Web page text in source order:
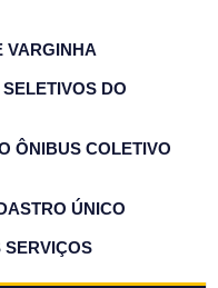
VARGINHA
DO
ÔNIBUS COLETIVO
ÚNICO
SERVIÇOS